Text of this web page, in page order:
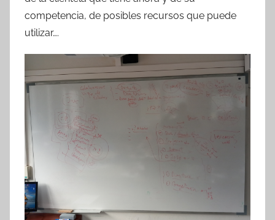
competencia, de posibles recursos que puede
utilizar….